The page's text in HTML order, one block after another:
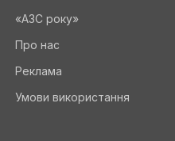
«АЗС року»
Про нас
Реклама
Умови використання